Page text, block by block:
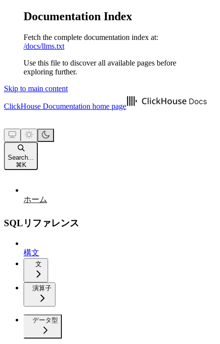
Documentation Index
Fetch the complete documentation index at:
/docs/llms.txt
Use this file to discover all available pages before
exploring further.
Skip to main content
ClickHouse Documentation home page
Search...
⌘ K
ホーム
SQLリファレンス
構文
文
演算子
データ型